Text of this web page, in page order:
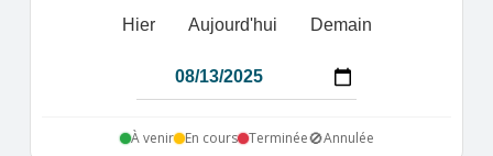
Hier Aujourd'hui Demain
À venir En cours Terminée🚫Annulée